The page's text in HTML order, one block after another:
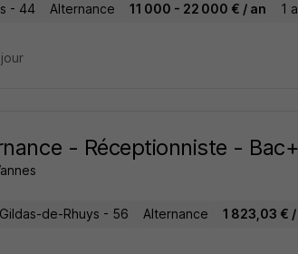
- 44 Alternance 11 000 - 22 000 € / an 1
- Réceptionniste -
de-Rhuys - 56 Alternance 1 823,03 €